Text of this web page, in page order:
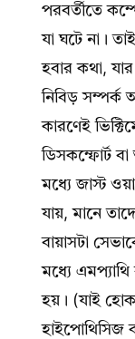
পরবর্তীতে
যা ঘটে না।
হবার কথা,
নিবিড় সম্পর্ক
কারণেই
ডিসকম্ফোর্ট
মধ্যে জাস্ট
যায়, মানে
বায়াসটা
মধ্যে
হয়। (যাই
হাইপোথিসিজ